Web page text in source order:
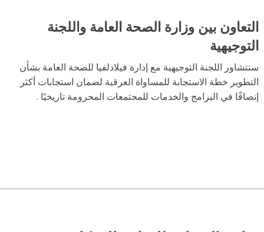
بين وزارة الصحة العامة واللجنة
اللجنة التوجيهية مع إدارة فيلادلفيا للصحة العامة بشأن
خطة الاستجابة للمساواة العرقية لضمان استجابات أكثر
في البرامج والخدماتللمجتمعات المحرومة تاريخيًا.